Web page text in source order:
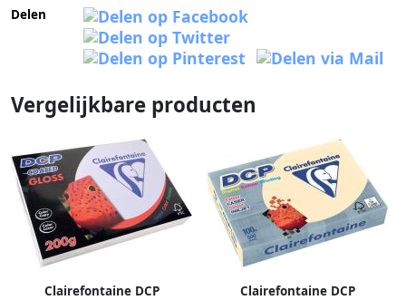
Delen
Vergelijkbare producten
Clairefontaine DCP
Clairefontaine DCP